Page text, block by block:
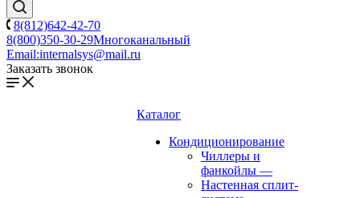
8(812)642-42-70
8(800)350-30-29Многоканальный
Email:internalsys@mail.ru
Заказать звонок
Каталог
Кондиционирование
Чиллеры и
фанкойлы —
Настенная сплит-